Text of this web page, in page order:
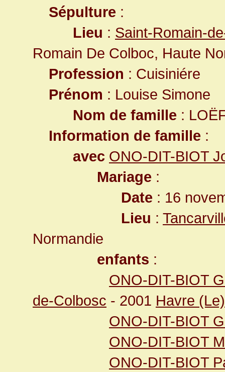
Sépulture :
Lieu : Saint-Romain-
Romain De Colboc, Haute
Profession : Cuisiniére
Prénom : Louise Simone
Nom de famille :
Information de famille :
avec ONO-DIT-BIOT
Mariage :
Date : 16
Lieu :
Normandie
enfants :
ONO-DIT-BIOT
de-Colbosc - 2001 Havre (Le)
ONO-DIT-BIOT
ONO-DIT-BIOT
ONO-DIT-BIOT